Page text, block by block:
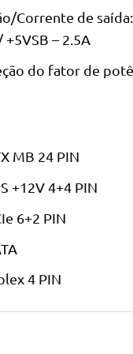
Corrente de
+5VSB – 2.5A
do fator de
MB 24 PIN
+12V 4+4 PIN
6+2 PIN
4 PIN